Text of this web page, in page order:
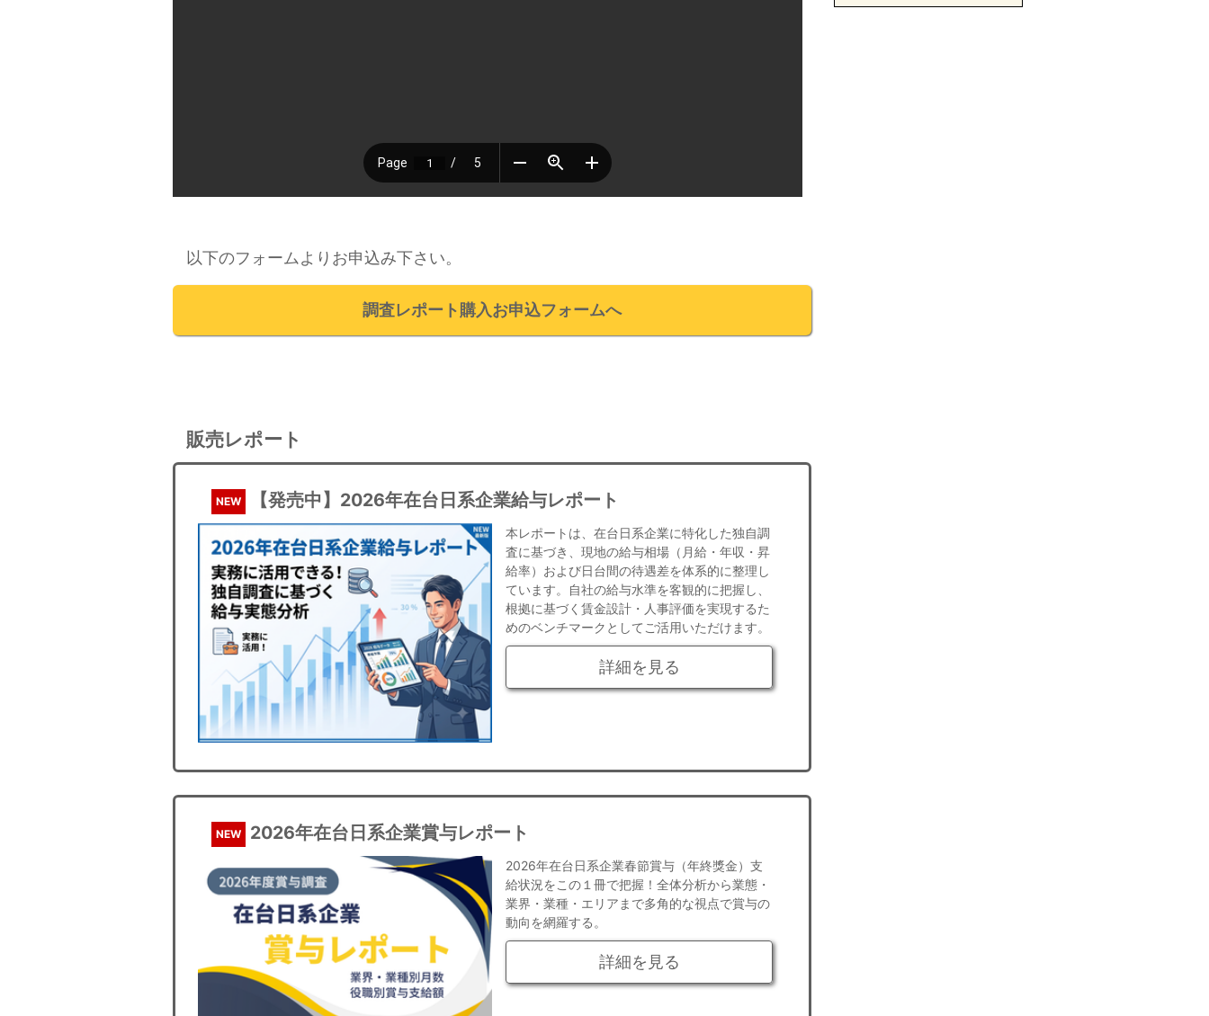
以下のフォームよりお申込み下さい。
調査レポート購入お申込フォームへ
販売レポート
NEW 【発売中】2026年在台日系企業給与レポート
本レポートは、在台日系企業に特化した独自調
査に基づき、現地の給与相場（月給・年収・昇
給率）および日台間の待遇差を体系的に整理し
ています。自社の給与水準を客観的に把握し、
根拠に基づく賃金設計・人事評価を実現するた
めのベンチマークとしてご活用いただけます。
詳細を見る
NEW 2026年在台日系企業賞与レポート
2026年在台日系企業春節賞与（年終獎金）支
給状況をこの１冊で把握！全体分析から業態・
業界・業種・エリアまで多角的な視点で賞与の
動向を網羅する。
詳細を見る